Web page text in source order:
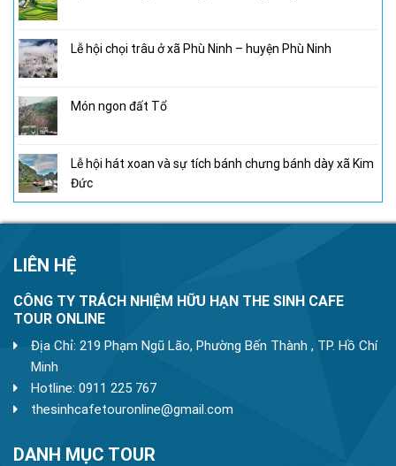
Lễ hội chọi trâu ở xã Phù Ninh – huyện Phù Ninh
Món ngon đất Tổ
Lễ hội hát xoan và sự tích bánh chưng bánh dày xã Kim
Đức
LIÊN HỆ
CÔNG TY TRÁCH NHIỆM HỮU HẠN THE SINH CAFE
TOUR ONLINE
Địa Chỉ: 219 Phạm Ngũ Lão, Phường Bến Thành , TP. Hồ Chí
Minh
Hotline: 0911 225 767
thesinhcafetouronline@gmail.com
DANH MỤC TOUR